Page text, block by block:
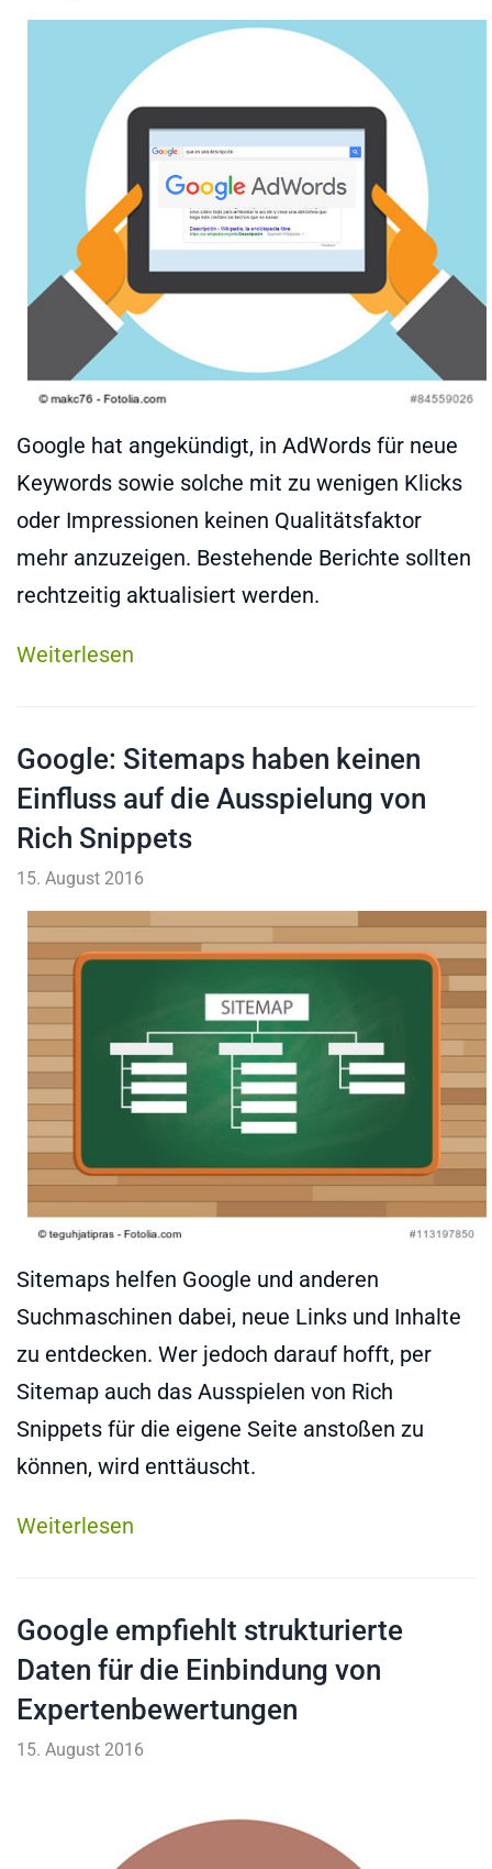
Google hat angekündigt, in AdWords für neue
Keywords sowie solche mit zu wenigen Klicks
oder Impressionen keinen Qualitätsfaktor
mehr anzuzeigen. Bestehende Berichte sollten
rechtzeitig aktualisiert werden.
Weiterlesen
Google: Sitemaps haben keinen
Einfluss auf die Ausspielung von
Rich Snippets
15. August 2016
Sitemaps helfen Google und anderen
Suchmaschinen dabei, neue Links und Inhalte
zu entdecken. Wer jedoch darauf hofft, per
Sitemap auch das Ausspielen von Rich
Snippets für die eigene Seite anstoßen zu
können, wird enttäuscht.
Weiterlesen
Google empfiehlt strukturierte
Daten für die Einbindung von
Expertenbewertungen
15. August 2016